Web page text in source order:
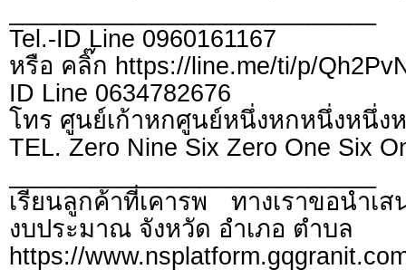
Tel.-ID Line 0960161167
หรือ คลิ๊ก https://line.me/ti/p/
ID Line 0634782676
โทร ศูนย์เก้าหกศูนย์หนึ่งหกหนึ่งหนึ่ง
TEL. Zero Nine Six Zero One Six
เรียนลูกค้าที่เคารพ ทางเราขอนำเ
งบประมาณ จังหวัด อำเภอ ตำบล
https://